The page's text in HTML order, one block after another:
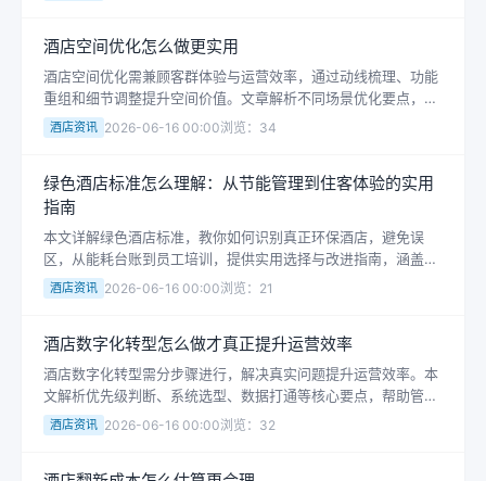
酒店资讯
酒店空间优化怎么做更实用
酒店空间优化需兼顾客群体验与运营效率，通过动线梳理、功能
重组和细节调整提升空间价值。文章解析不同场景优化要点，帮
助酒店管理者科学规划有限空间，避免常见误区。
酒店资讯 2026-06-16 00:00浏览：34
绿色酒店标准怎么理解：从节能管理到住客体验的实用
指南
本文详解绿色酒店标准，教你如何识别真正环保酒店，避免误
区，从能耗台账到员工培训，提供实用选择与改进指南，涵盖能
耗管理、用品优化、室内健康等核心维度。
酒店资讯 2026-06-16 00:00浏览：21
酒店数字化转型怎么做才真正提升运营效率
酒店数字化转型需分步骤进行，解决真实问题提升运营效率。本
文解析优先级判断、系统选型、数据打通等核心要点，帮助管理
者避免误区，通过流程优化与员工培训实现技术赋能。
酒店资讯 2026-06-16 00:00浏览：32